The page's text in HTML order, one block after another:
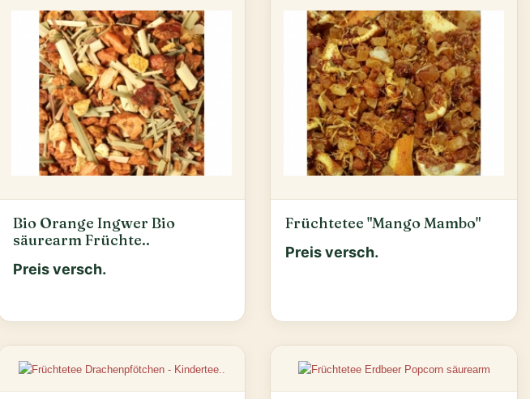
Bio Orange Ingwer Bio
säurearm Früchte..
Preis versch.
Früchtetee "Mango Mambo"
Preis versch.